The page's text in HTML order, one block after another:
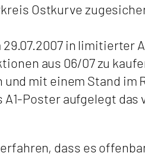
Ostkurve
in limitierter
aus 06/07 zu
mit einem Stand im
Poster aufgelegt
dass es